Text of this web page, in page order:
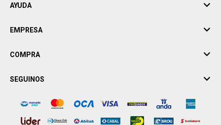
AYUDA
EMPRESA
COMPRA
SEGUINOS